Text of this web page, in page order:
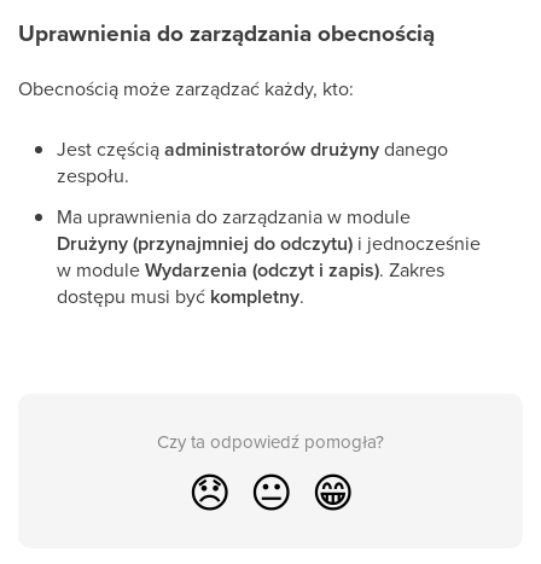
Uprawnienia do zarządzania obecnością
Obecnością może zarządzać każdy, kto:
Jest częściąadministratorów drużynydanego
zespołu.
Ma uprawnienia do zarządzania w module
Drużyny (przynajmniej do odczytu) i jednocześnie
w moduleWydarzenia (odczyt i zapis). Zakres
dostępu musi być kompletny.
Czy ta odpowiedź pomogła?
😞 😐 😁